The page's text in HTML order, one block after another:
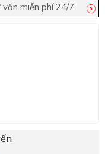
miễn phí 24/7